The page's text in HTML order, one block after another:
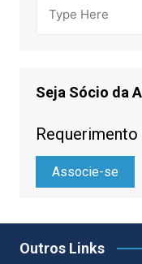
Seja Sócio da
Requerimento
Associe-se
Outros Links